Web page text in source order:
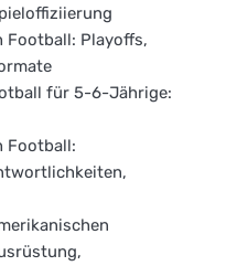
Football: Playoffs,
für 5-6-Jährige:
Football: